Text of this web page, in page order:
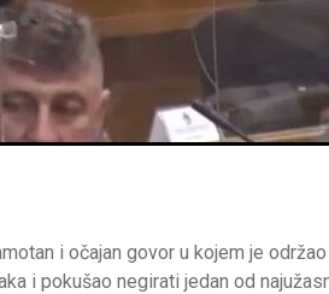
i očajan govor u kojem je održao
i pokušao negirati jedan od